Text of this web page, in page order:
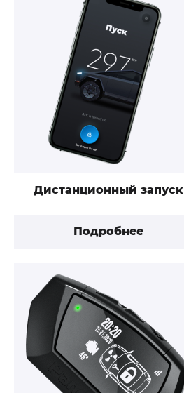
Дистанционный запуск
Подробнее